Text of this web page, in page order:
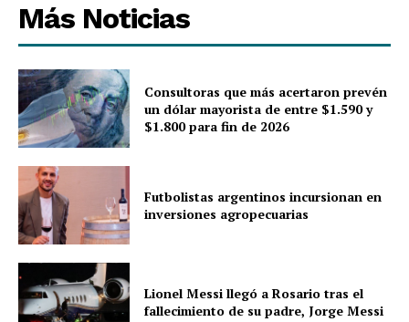
Más Noticias
Consultoras que más acertaron prevén
un dólar mayorista de entre $1.590 y
$1.800 para fin de 2026
Futbolistas argentinos incursionan en
inversiones agropecuarias
Lionel Messi llegó a Rosario tras el
fallecimiento de su padre, Jorge Messi